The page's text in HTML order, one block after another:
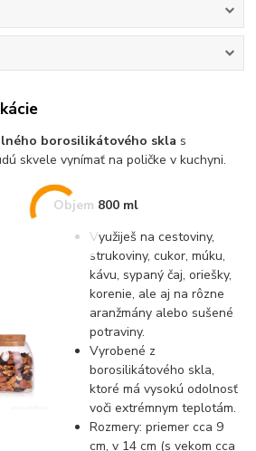
borosilikátového skla s
skvele vynímať na poličke v kuchyni.
Objem 800 ml
Využiješ na cestoviny,
strukoviny, cukor, múku,
kávu, sypaný čaj, oriešky,
korenie, ale aj na rôzne
aranžmány alebo sušené
potraviny.
Vyrobené z
borosilikátového skla,
ktoré má vysokú odolnosť
voči extrémnym teplotám.
Rozmery: priemer cca 9
cm, v 14 cm (s vekom cca